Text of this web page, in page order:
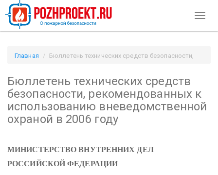
Главная
Бюллетень технических средств безопасности,
охраной в 2006 году / Pozhproekt.ru
Бюллетень технических средств
безопасности, рекомендованных к
использованию вневедомственной
охраной в 2006 году
МИНИСТЕРСТВО ВНУТРЕННИХ ДЕЛ
РОССИЙСКОЙ ФЕДЕРАЦИИ